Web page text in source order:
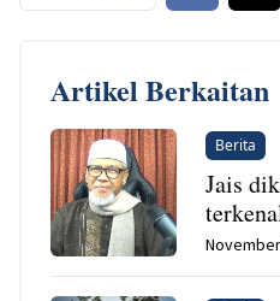
Artikel Berkaitan
Berita
Jais